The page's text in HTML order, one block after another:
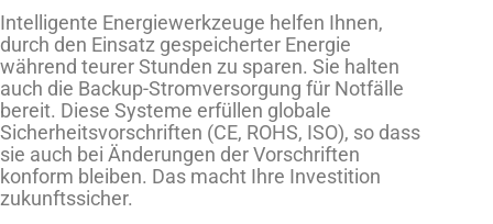
Intelligente Energiewerkzeuge helfen Ihnen,
durch den Einsatz gespeicherter Energie
während teurer Stunden zu sparen. Sie halten
auch die Backup-Stromversorgung für Notfälle
bereit. Diese Systeme erfüllen globale
Sicherheitsvorschriften (CE, ROHS, ISO), so dass
sie auch bei Änderungen der Vorschriften
konform bleiben. Das macht Ihre Investition
zukunftssicher.